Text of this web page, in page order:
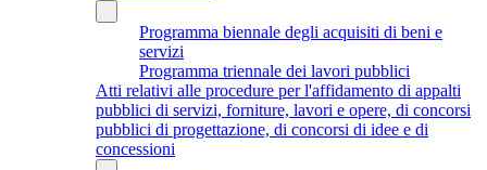
Programma biennale degli acquisiti di beni e
servizi
Programma triennale dei lavori pubblici
Atti relativi alle procedure per l'affidamento di appalti
pubblici di servizi, forniture, lavori e opere, di concorsi
pubblici di progettazione, di concorsi di idee e di
concessioni